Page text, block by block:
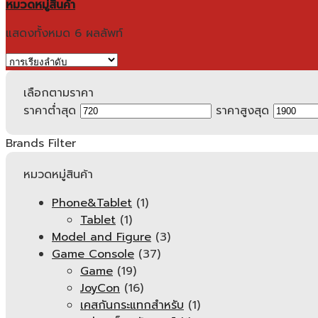
หมวดหมู่สินค้า
แสดงทั้งหมด 6 ผลลัพท์
เลือกตามราคา
ราคาต่ำสุด
ราคาสูงสุด
Brands Filter
หมวดหมู่สินค้า
Phone&Tablet (1)
Tablet (1)
Model and Figure (3)
Game Console (37)
Game (19)
JoyCon (16)
เคสกันกระแทกสำหรับ (1)